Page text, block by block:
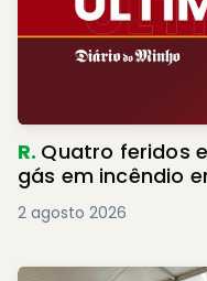
R. Quatro feridos
gás em incêndio
2 agosto 2026